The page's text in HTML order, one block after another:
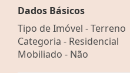
Dados Básicos
Tipo de Imóvel - Terreno
Categoria - Residencial
Mobiliado - Não